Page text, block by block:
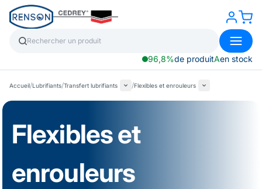
96,8%de produitAen stock
Accueil/Lubrifiants/Transfert lubrifiants /Flexibles et enrouleurs
Flexibles et
enrouleurs